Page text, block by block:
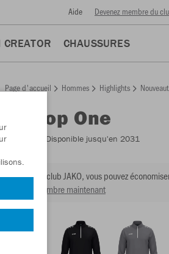
Aide Devenez membre du
CREATOR CHAUSSURES
Page d'accueil Hommes Highlights
Ziptop One
- Disponible jusqu'en 2031
membre du club JAKO, vous pouvez
Devenir membre maintenant